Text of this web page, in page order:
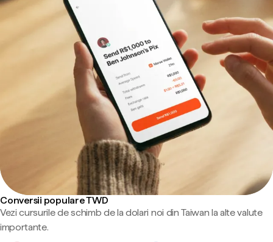
Conversii populare TWD
Vezi cursurile de schimb de la dolari noi din Taiwan la alte valute
importante.